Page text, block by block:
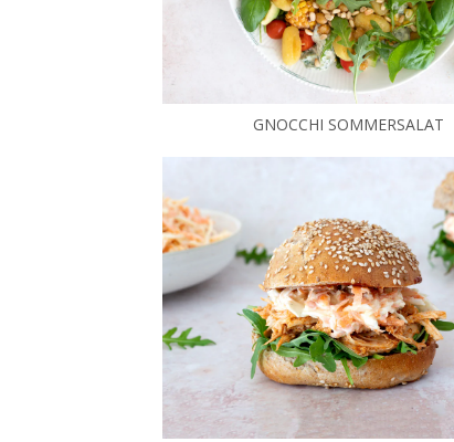
GNOCCHI SOMMERSALAT